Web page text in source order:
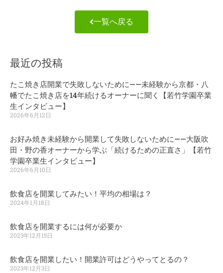
一覧へ戻る
最近の投稿
たこ焼き店開業で失敗しないために——未経験から京都・八
幡でたこ焼き店を14年続けるオーナーに聞く【若竹学園卒業
生インタビュー】
2026年6月12日
お好み焼き未経験から開業して失敗しないために——大阪吹
田・野の香オーナーから学ぶ「続けるための正直さ」【若竹
学園卒業生インタビュー】
2026年6月10日
飲食店を開業してみたい！平均の相場は？
2024年1月18日
飲食店を開業するには何が必要か
2023年12月15日
飲食店を開業したい！開業許可はどうやってとるの？
2023年12月3日